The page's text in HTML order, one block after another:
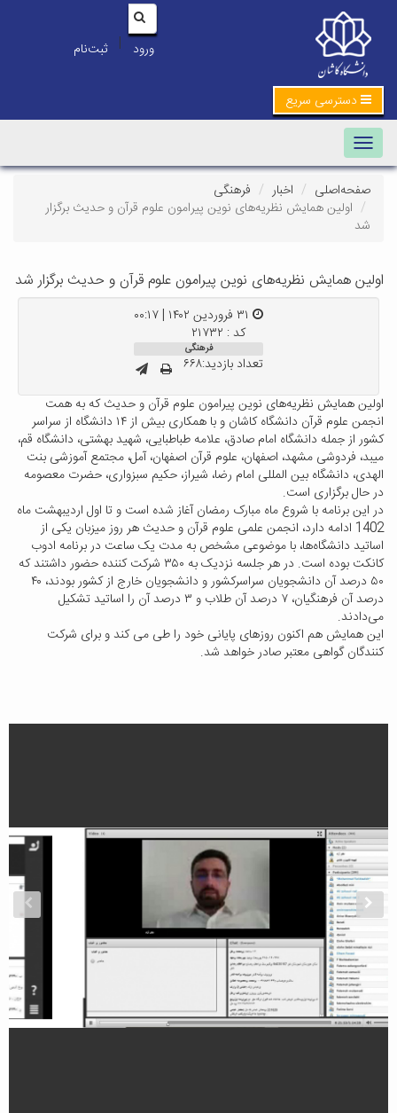
ورود | ثبت‌نام
دسترسی سریع
Toggle navigation
صفحه‌اصلی اخبار
فرهنگی
اولین همایش نظریه‌های نوین پیرامون علوم قرآن و حدیث برگزار
شد
اولین همایش نظریه‌های نوین پیرامون علوم قرآن و حدیث برگزار شد
کد : ۲۱۷۳۲
فرهنگی
تعداد بازدید:۶۶۸
اولین همایش نظریه‌های نوین پیرامون علوم قرآن و حدیث که به همت
انجمن علوم قرآن دانشگاه کاشان و با همکاری بیش از ۱۴ دانشگاه از سراسر
کشور از جمله دانشگاه امام صادق، علامه طباطبایی، شهید بهشتی، دانشگاه قم،
میبد، فردوشی مشهد، اصفهان، علوم قرآن اصفهان، آمل، مجتمع آموزشی بنت
الهدی، دانشگاه بین المللی امام رضا، شیراز، حکیم سبزواری، حضرت معصومه
در حال برگزاری است.
در این برنامه با شروع ماه مبارک رمضان آغاز شده است و تا اول اردیبهشت ماه
1402 ادامه دارد، انجمن علمی علوم قرآن و حدیث هر روز میزبان یکی از
اساتید دانشگاه‌ها، با موضوعی مشخص به مدت یک ساعت در برنامه ادوب
کانکت بوده است. در هر جلسه نزدیک به ۳۵۰ شرکت کننده حضور داشتند که
۵۰ درصد آن دانشجویان سراسرکشور و دانشجویان خارج از کشور بودند، ۴۰
درصد آن فرهنگیان، ۷ درصد آن طلاب و ۳ درصد آن را اساتید تشکیل
می‌دادند.
این همایش هم اکنون روزهای پایانی خود را طی می کند و برای شرکت
کنندگان گواهی معتبر صادر خواهد شد.